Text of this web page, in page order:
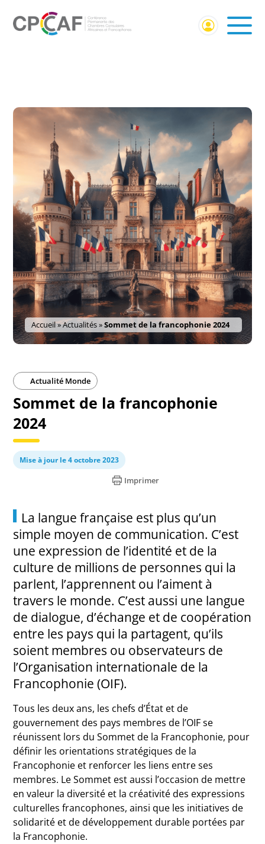
Accueil»Actualités»Sommet de la francophonie 2024
Actualité Monde
Sommet de la francophonie
2024
Mise à jour le 4 octobre 2023
Imprimer
La langue française est plus qu’un
simple moyen de communication. C’est
une expression de l’identité et de la
culture de millions de personnes qui la
parlent, l’apprennent ou l’aiment à
travers le monde. C’est aussi une langue
de dialogue, d’échange et de coopération
entre les pays qui la partagent, qu’ils
soient membres ou observateurs de
l’Organisation internationale de la
Francophonie (OIF).
Tous les deux ans, les chefs d’État et de
gouvernement des pays membres de l’OIF se
réunissent lors du Sommet de la Francophonie, pour
définir les orientations stratégiques de la
Francophonie et renforcer les liens entre ses
membres. Le Sommet est aussi l’occasion de mettre
en valeur la diversité et la créativité des expressions
culturelles francophones, ainsi que les initiatives de
solidarité et de développement durable portées par
la Francophonie.